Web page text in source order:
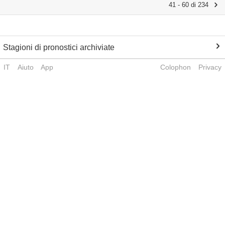
41 - 60 di 234
Stagioni di pronostici archiviate
IT Aiuto App Colophon Privacy